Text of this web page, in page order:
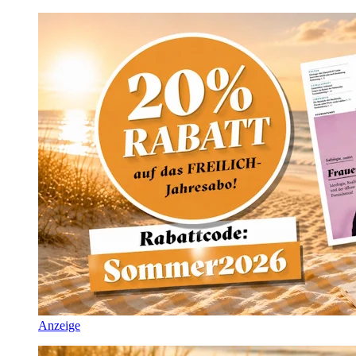
Anzeige